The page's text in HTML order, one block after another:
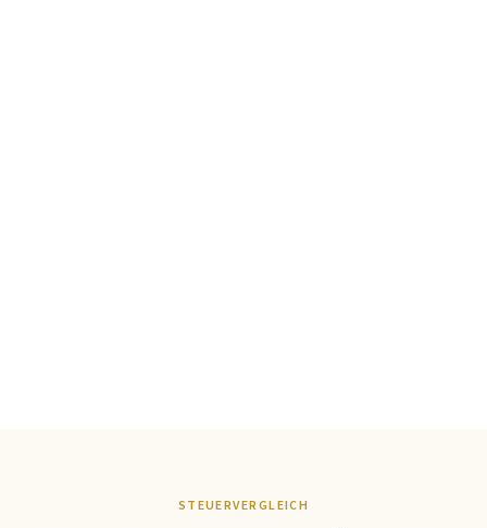
STEUERVERGLEICH